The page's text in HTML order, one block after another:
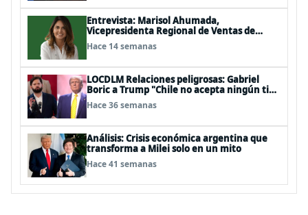
Entrevista: Marisol Ahumada,
Vicepresidenta Regional de Ventas de
Herbalife para Centro y Sudamérica
Hace 14 semanas
LOCDLM Relaciones peligrosas: Gabriel
Boric a Trump "Chile no acepta ningún tipo
de tutelaje"
Hace 36 semanas
Análisis: Crisis económica argentina que
transforma a Milei solo en un mito
Hace 41 semanas